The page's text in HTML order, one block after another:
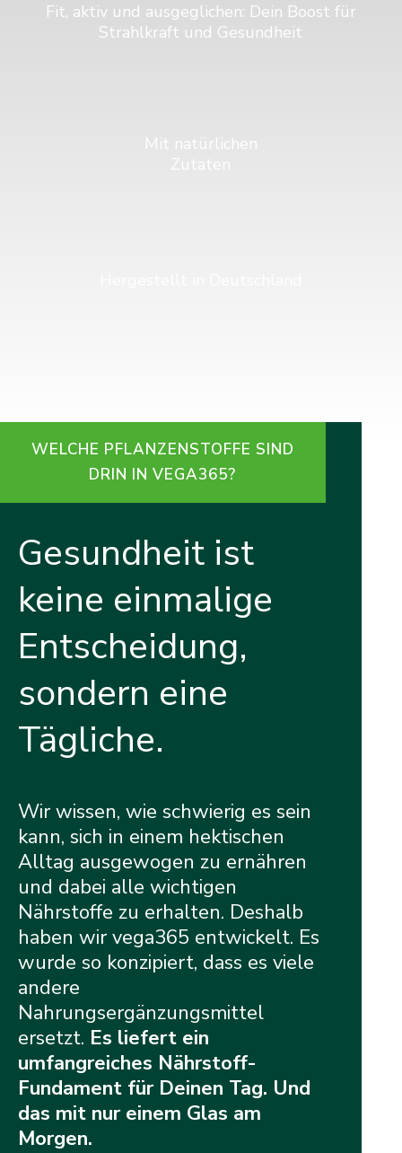
Fit, aktiv und ausgeglichen: Dein Boost für
Strahlkraft und Gesundheit
Mit natürlichen
Zutaten
WELCHE PFLANZENSTOFFE SIND
DRIN IN VEGA365?
Gesundheit ist
keine einmalige
Entscheidung,
sondern eine
Tägliche.
Wir wissen, wie schwierig es sein
kann, sich in einem hektischen
Alltag ausgewogen zu ernähren
und dabei alle wichtigen
Nährstoffe zu erhalten. Deshalb
haben wir vega365 entwickelt. Es
wurde so konzipiert, dass es viele
andere
Nahrungsergänzungsmittel
ersetzt. Es liefert ein
umfangreiches Nährstoff-
Fundament für Deinen Tag. Und
das mit nur einem Glas am
Morgen.